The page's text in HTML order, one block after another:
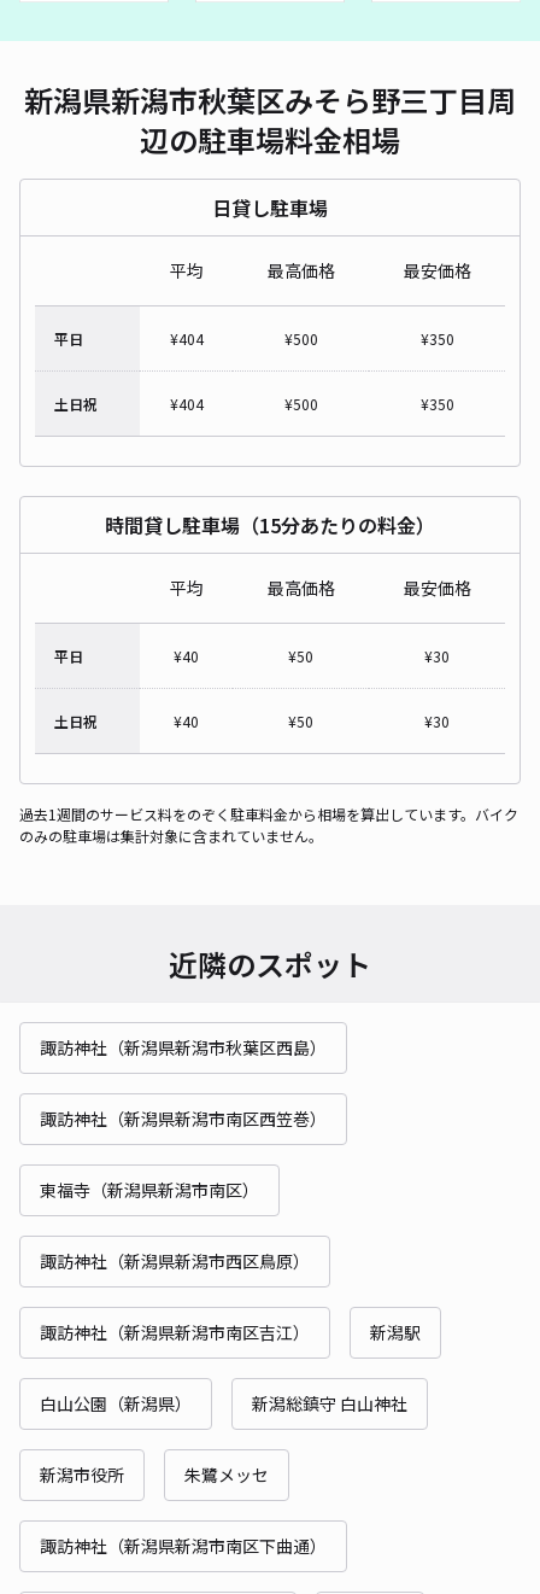
新潟県新潟市秋葉区みそら野三丁目周
辺の駐車場料金相場
日貸し駐車場
平均 最高価格 最安価格
平日 ¥404 ¥500 ¥350
土日祝 ¥404 ¥500 ¥350
時間貸し駐車場（15分あたりの料金）
平均 最高価格 最安価格
平日 ¥40 ¥50 ¥30
土日祝 ¥40 ¥50 ¥30
過去1週間のサービス料をのぞく駐車料金から相場を算出しています。バイク
のみの駐車場は集計対象に含まれていません。
近隣のスポット
諏訪神社（新潟県新潟市秋葉区西島）
諏訪神社（新潟県新潟市南区西笠巻）
東福寺（新潟県新潟市南区）
諏訪神社（新潟県新潟市西区鳥原）
諏訪神社（新潟県新潟市南区吉江） 新潟駅
白山公園（新潟県） 新潟総鎮守 白山神社
新潟市役所 朱鷺メッセ
諏訪神社（新潟県新潟市南区下曲通）